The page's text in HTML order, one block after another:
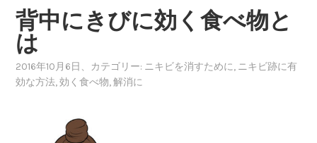
背中にきびに効く食べ物と
は
2016年10月6日 、カテゴリー: ニキビを消すために, ニキビ跡に有
効な方法,効く食べ物,解消に